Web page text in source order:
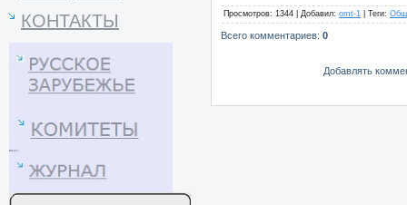
КОНТАКТЫ
Просмотров: 1344 | Добавил: omt-1 Теги:
Всего комментариев: 0
Добавлять